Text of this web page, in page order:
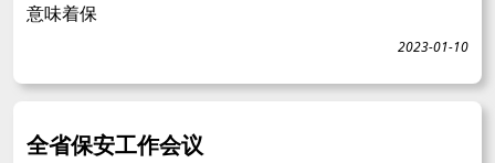
意味着保
2023-01-10
全省保安工作会议